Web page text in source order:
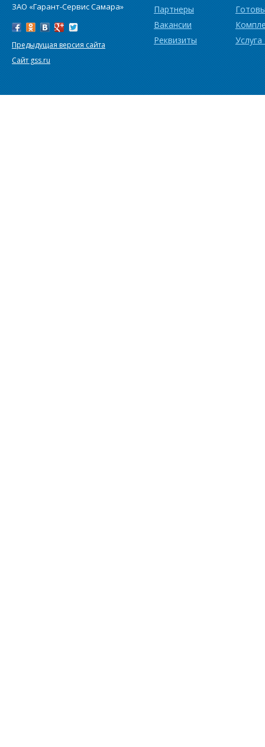
ЗАО «Гарант-Сервис Самара»
Предыдущая версия сайта
Сайт gss.ru
Партнеры
Вакансии
Реквизиты